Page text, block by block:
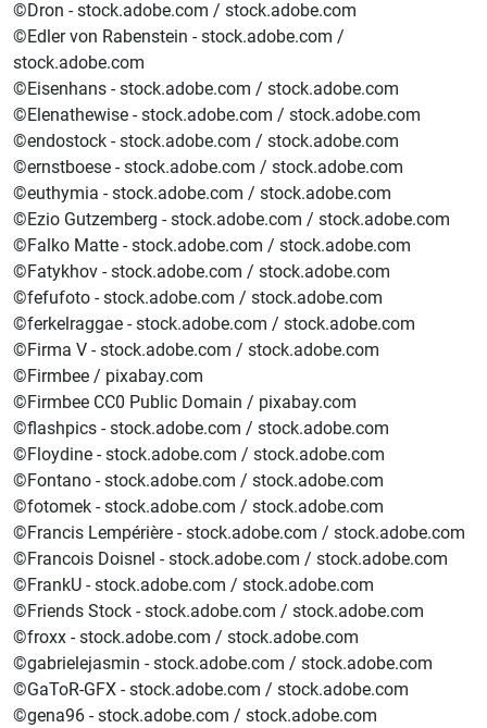
©Dron - stock.adobe.com / stock.adobe.com
©Edler von Rabenstein - stock.adobe.com /
stock.adobe.com
©Eisenhans - stock.adobe.com / stock.adobe.com
©Elenathewise - stock.adobe.com / stock.adobe.com
©endostock - stock.adobe.com / stock.adobe.com
©ernstboese - stock.adobe.com / stock.adobe.com
©euthymia - stock.adobe.com / stock.adobe.com
©Ezio Gutzemberg - stock.adobe.com / stock.adobe.com
©Falko Matte - stock.adobe.com / stock.adobe.com
©Fatykhov - stock.adobe.com / stock.adobe.com
©fefufoto - stock.adobe.com / stock.adobe.com
©ferkelraggae - stock.adobe.com / stock.adobe.com
©Firma V - stock.adobe.com / stock.adobe.com
©Firmbee / pixabay.com
©Firmbee CC0 Public Domain / pixabay.com
©flashpics - stock.adobe.com / stock.adobe.com
©Floydine - stock.adobe.com / stock.adobe.com
©Fontano - stock.adobe.com / stock.adobe.com
©fotomek - stock.adobe.com / stock.adobe.com
©Francis Lempérière - stock.adobe.com / stock.adobe.com
©Francois Doisnel - stock.adobe.com / stock.adobe.com
©FrankU - stock.adobe.com / stock.adobe.com
©Friends Stock - stock.adobe.com / stock.adobe.com
©froxx - stock.adobe.com / stock.adobe.com
©gabrielejasmin - stock.adobe.com / stock.adobe.com
©GaToR-GFX - stock.adobe.com / stock.adobe.com
©gena96 - stock.adobe.com / stock.adobe.com